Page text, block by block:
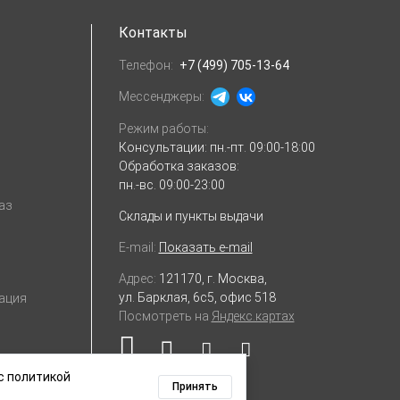
Контакты
Телефон: +7 (499) 705-13-64
Мессенджеры:
Режим работы:
Консультации: пн.-пт. 09:00-18:00
Обработка заказов:
пн.-вс. 09:00-23:00
Склады и пункты выдачи
E-mail: Показать e-mail
Адрес: 121170, г. Москва,
ул. Барклая, 6с5, офис 518
Посмотреть на Яндекс.картах
политикой
Принять